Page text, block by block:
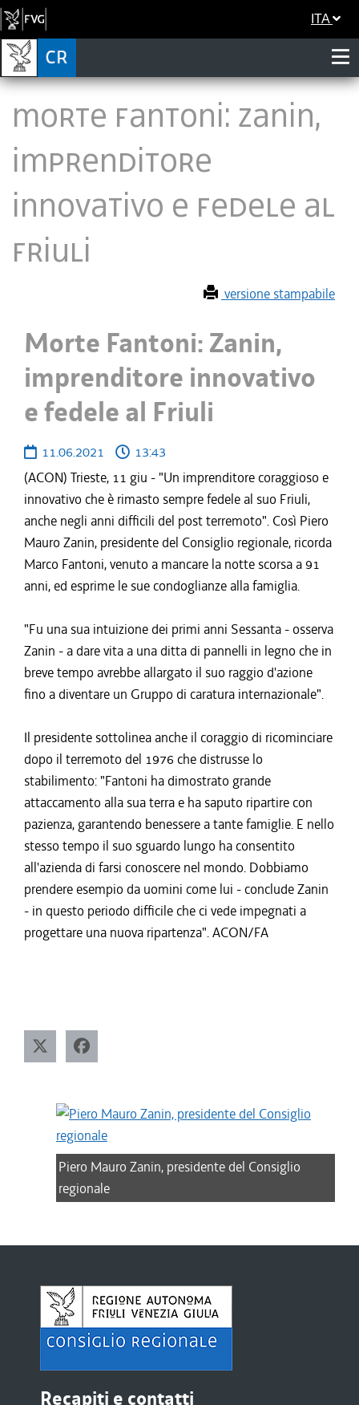
ITA
Morte Fantoni: Zanin,
imprenditore
innovativo e fedele al
Friuli
versione stampabile
Morte Fantoni: Zanin,
imprenditore innovativo
e fedele al Friuli
11.06.2021
13:43
(ACON) Trieste, 11 giu - "Un imprenditore coraggioso e
innovativo che è rimasto sempre fedele al suo Friuli,
anche negli anni difficili del post terremoto". Così Piero
Mauro Zanin, presidente del Consiglio regionale, ricorda
Marco Fantoni, venuto a mancare la notte scorsa a 91
anni, ed esprime le sue condoglianze alla famiglia.
"Fu una sua intuizione dei primi anni Sessanta - osserva
Zanin - a dare vita a una ditta di pannelli in legno che in
breve tempo avrebbe allargato il suo raggio d'azione
fino a diventare un Gruppo di caratura internazionale".
Il presidente sottolinea anche il coraggio di ricominciare
dopo il terremoto del 1976 che distrusse lo
stabilimento: "Fantoni ha dimostrato grande
attaccamento alla sua terra e ha saputo ripartire con
pazienza, garantendo benessere a tante famiglie. E nello
stesso tempo il suo sguardo lungo ha consentito
all'azienda di farsi conoscere nel mondo. Dobbiamo
prendere esempio da uomini come lui - conclude Zanin
- in questo periodo difficile che ci vede impegnati a
progettare una nuova ripartenza". ACON/FA
Piero Mauro Zanin, presidente del Consiglio
regionale
Recapiti e contatti